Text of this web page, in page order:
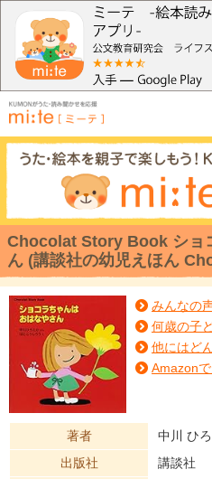
Chocolat Story Book ショ
ん (講談社の幼児えほん
みんなの
何歳の子
他にはど
Amazon
著者
中川 ひ
出版社
講談社